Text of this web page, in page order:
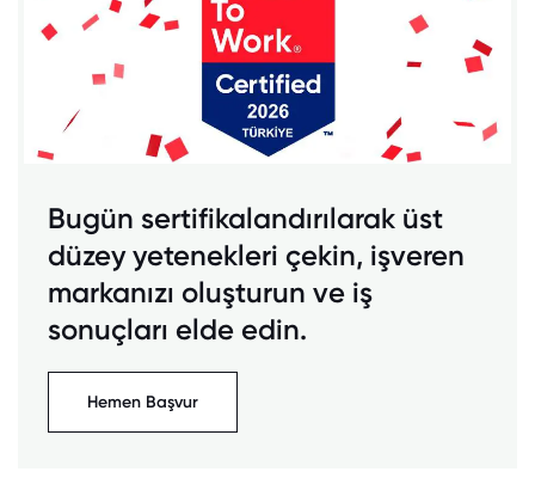
Bugün sertifikalandırılarak üst
düzey yetenekleri çekin, işveren
markanızı oluşturun ve iş
sonuçları elde edin.
Hemen Başvur